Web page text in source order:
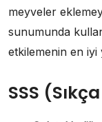
meyveler
sunumunda
etkilemenin en iyi
SSS